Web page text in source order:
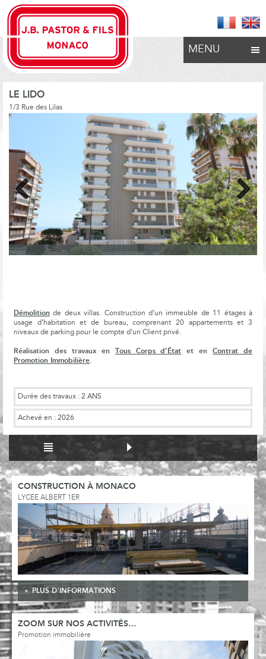
MENU
LE LIDO
1/3 Rue des Lilas
Previous Next
Démolition de deux villas. Construction d’un immeuble de 11 étages à
usage d’habitation et de bureau, comprenant 20 appartements et 3
niveaux de parking pour le compte d’un Client privé.
Réalisation des travaux en Tous Corps d’État et enContrat de
Promotion Immobilière
Durée des travaux : 2 ANS
Achevé en : 2026
CONSTRUCTION À MONACO
LYCEE ALBERT 1ER
PLUS D'INFORMATIONS
ZOOM SUR NOS ACTIVITÉS…
Promotion immobilière